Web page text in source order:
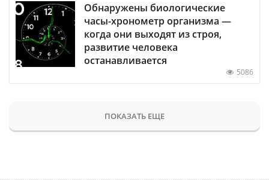
Обнаружены биологические
часы-хронометр организма —
когда они выходят из строя,
развитие человека
останавливается
5086
ПОКАЗАТЬ ЕЩЕ